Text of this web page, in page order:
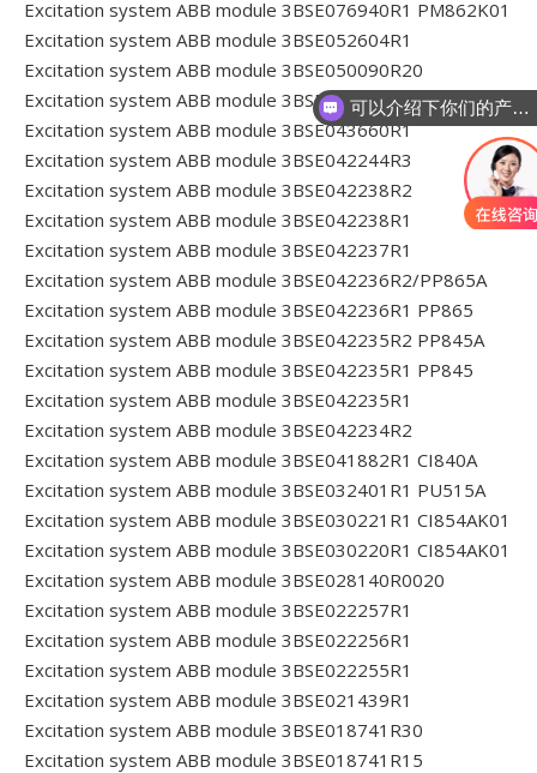
Excitation system ABB module 3BSE076940R1 PM862K01
Excitation system ABB module 3BSE052604R1
Excitation system ABB module 3BSE050090R20
Excitation system ABB module 3BSE049768R1
Excitation system ABB module 3BSE043660R1
Excitation system ABB module 3BSE042244R3
Excitation system ABB module 3BSE042238R2
Excitation system ABB module 3BSE042238R1
Excitation system ABB module 3BSE042237R1
Excitation system ABB module 3BSE042236R2/PP865A
Excitation system ABB module 3BSE042236R1 PP865
Excitation system ABB module 3BSE042235R2 PP845A
Excitation system ABB module 3BSE042235R1 PP845
Excitation system ABB module 3BSE042235R1
Excitation system ABB module 3BSE042234R2
Excitation system ABB module 3BSE041882R1 CI840A
Excitation system ABB module 3BSE032401R1 PU515A
Excitation system ABB module 3BSE030221R1 CI854AK01
Excitation system ABB module 3BSE030220R1 CI854AK01
Excitation system ABB module 3BSE028140R0020
Excitation system ABB module 3BSE022257R1
Excitation system ABB module 3BSE022256R1
Excitation system ABB module 3BSE022255R1
Excitation system ABB module 3BSE021439R1
Excitation system ABB module 3BSE018741R30
Excitation system ABB module 3BSE018741R15
可以介绍下你们的产品么
你们是怎么收费的